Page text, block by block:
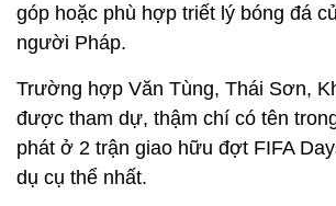
góp hoặc phù hợp triết lý bóng đá
người Pháp.
Trường hợp Văn Tùng, Thái Sơn,
được tham dự, thậm chí có tên
phát ở 2 trận giao hữu đợt FIFA
dụ cụ thể nhất.